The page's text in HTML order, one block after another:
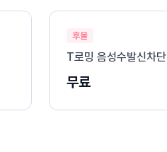
후불
T로밍 음성수발신차단
무료